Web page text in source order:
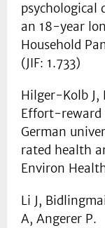
psychological
an 18-year
Household
(JIF: 1.733)
Hilger-Kolb J,
Effort-reward
German
rated health
Environ
Li J,
A, Angerer P.